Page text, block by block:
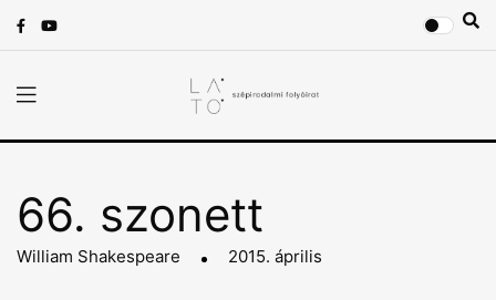
66. szonett
William Shakespeare 2015. április